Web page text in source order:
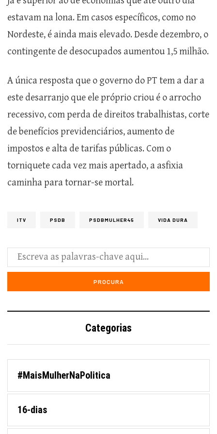
estavam na lona. Em casos específicos, como no
Nordeste, é ainda mais elevado. Desde dezembro, o
contingente de desocupados aumentou 1,5 milhão.
A única resposta que o governo do PT tem a dar a
este desarranjo que ele próprio criou é o arrocho
recessivo, com perda de direitos trabalhistas, corte
de benefícios previdenciários, aumento de
impostos e alta de tarifas públicas. Com o
torniquete cada vez mais apertado, a asfixia
caminha para tornar-se mortal.
ITV PSDB PSDBMULHER45 VIDA DURA
Categorias
#MaisMulherNaPolitica
16-dias